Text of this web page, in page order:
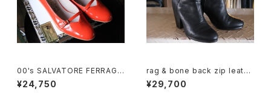
00's SALVATORE FERRAGA
MO "Audrey" orange enam
el flat Shoes
¥24,750
rag & bone back zip leathe
r Boots "36"
¥29,700